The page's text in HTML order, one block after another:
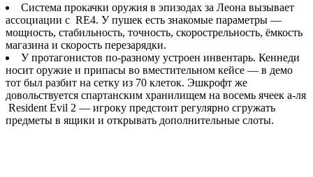
Система прокачки оружия в эпизодах за Леона вызывает
ассоциации с RE4. У пушек есть знакомые параметры —
мощность, стабильность, точность, скорострельность, ёмкость
магазина и скорость перезарядки.
У протагонистов по-разному устроен инвентарь. Кеннеди
носит оружие и припасы во вместительном кейсе — в демо
тот был разбит на сетку из 70 клеток. Эшкрофт же
довольствуется спартанским хранилищем на восемь ячеек а-ля
Resident Evil 2 — игроку предстоит регулярно сгружать
предметы в ящики и открывать дополнительные слоты.